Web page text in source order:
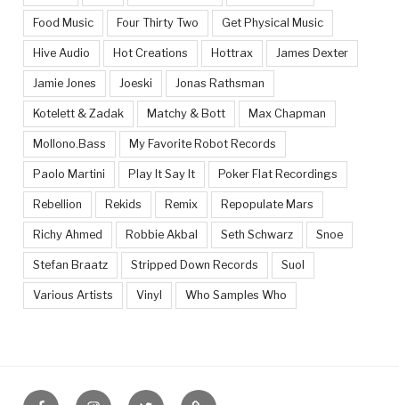
Food Music Four Thirty Two Get Physical Music
Hive Audio Hot Creations Hottrax James Dexter
Jamie Jones Joeski Jonas Rathsman
Kotelett & Zadak Matchy & Bott Max Chapman
Mollono.Bass My Favorite Robot Records
Paolo Martini Play It Say It Poker Flat Recordings
Rebellion Rekids Remix Repopulate Mars
Richy Ahmed Robbie Akbal Seth Schwarz Snoe
Stefan Braatz Stripped Down Records Suol
Various Artists Vinyl Who Samples Who
FacebookInstagramTwitter Feed